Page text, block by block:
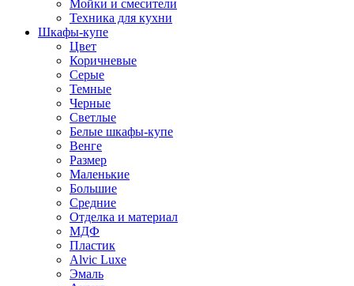
Мойки и смесители
Техника для кухни
Шкафы-купе
Цвет
Коричневые
Серые
Темные
Черные
Светлые
Белые шкафы-купе
Венге
Размер
Маленькие
Большие
Средние
Отделка и материал
МДФ
Пластик
Alvic Luxe
Эмаль